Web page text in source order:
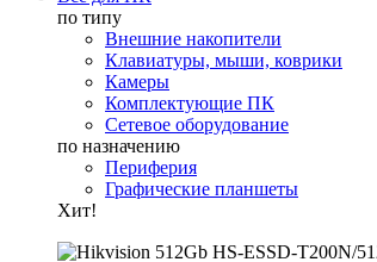
по типу
Внешние накопители
Клавиатуры, мыши, коврики
Камеры
Комплектующие ПК
Сетевое оборудование
по назначению
Периферия
Графические планшеты
Хит!